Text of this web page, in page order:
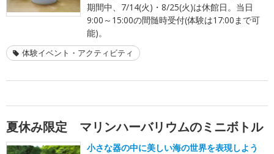
期間中、7/14(火)・8/25(火)は休館日。当日
9:00～15:00の間髄時受付(体験は17:00まで可
能)。
体験イベント・アクティビティ
夏休み限定 マリンハーバリウムのミニボトル
小さな器の中に美しい海の世界を表現しよう